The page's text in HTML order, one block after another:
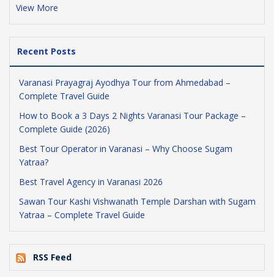
View More
Recent Posts
Varanasi Prayagraj Ayodhya Tour from Ahmedabad –
Complete Travel Guide
How to Book a 3 Days 2 Nights Varanasi Tour Package –
Complete Guide (2026)
Best Tour Operator in Varanasi – Why Choose Sugam
Yatraa?
Best Travel Agency in Varanasi 2026
Sawan Tour Kashi Vishwanath Temple Darshan with Sugam
Yatraa – Complete Travel Guide
RSS Feed